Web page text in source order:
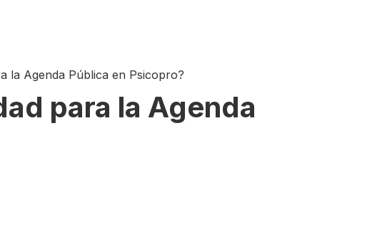
la Agenda Pública en Psicopro?
para la Agenda